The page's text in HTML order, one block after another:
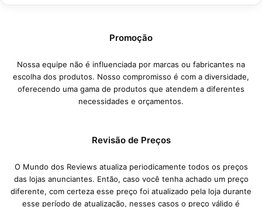
Promoção
Nossa equipe não é influenciada por marcas ou fabricantes na
escolha dos produtos. Nosso compromisso é com a diversidade,
oferecendo uma gama de produtos que atendem a diferentes
necessidades e orçamentos.
Revisão de Preços
O Mundo dos Reviews atualiza periodicamente todos os preços
das lojas anunciantes. Então, caso você tenha achado um preço
diferente, com certeza esse preço foi atualizado pela loja durante
esse período de atualização, nesses casos o preço válido é